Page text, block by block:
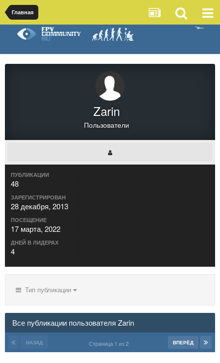
Главная
Zarin
Пользователи
ПУБЛИКАЦИИ
48
ЗАРЕГИСТРИРОВАН
28 декабря, 2013
ПОСЕЩЕНИЕ
17 марта, 2022
ДНЕЙ В ЛИДЕРАХ
4
Тип публикации
Все публикации пользователя Zarin
НАЗАД ВПЕРЁД
Страница 1 из 2